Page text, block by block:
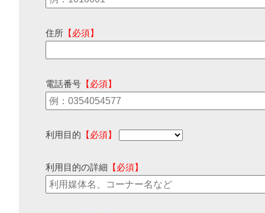
住所 【必須】
電話番号 【必須】
利用目的 【必須】
利用目的の詳細 【必須】